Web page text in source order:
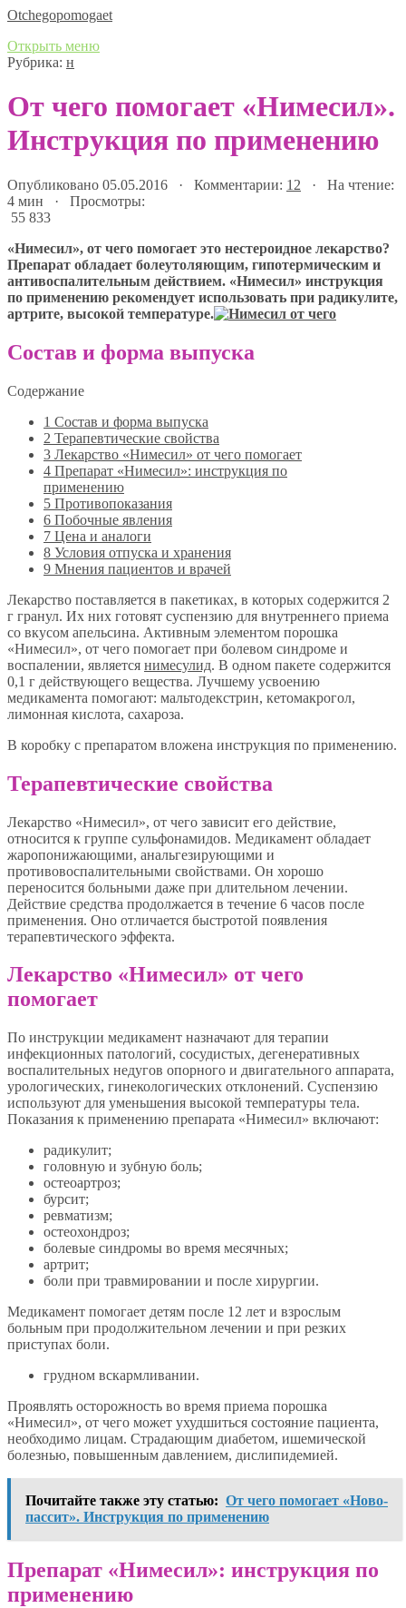
Оtchegopomogaet
Открыть меню
Рубрика: н
От чего помогает «Нимесил».
Инструкция по применению
Опубликовано 05.05.2016 · Комментарии: 12 · На чтение:
4 мин · Просмотры:
55 833
«Нимесил», от чего помогает это нестероидное лекарство?
Препарат обладает болеутоляющим, гипотермическим и
антивоспалительным действием. «Нимесил» инструкция
по применению рекомендует использовать при радикулите,
артрите, высокой температуре.
Состав и форма выпуска
Содержание
1 Состав и форма выпуска
2 Терапевтические свойства
3 Лекарство «Нимесил» от чего помогает
4 Препарат «Нимесил»: инструкция по
применению
5 Противопоказания
6 Побочные явления
7 Цена и аналоги
8 Условия отпуска и хранения
9 Мнения пациентов и врачей
Лекарство поставляется в пакетиках, в которых содержится 2
г гранул. Их них готовят суспензию для внутреннего приема
со вкусом апельсина. Активным элементом порошка
«Нимесил», от чего помогает при болевом синдроме и
воспалении, является нимесулид. В одном пакете содержится
0,1 г действующего вещества. Лучшему усвоению
медикамента помогают: мальтодекстрин, кетомакрогол,
лимонная кислота, сахароза.
В коробку с препаратом вложена инструкция по применению.
Терапевтические свойства
Лекарство «Нимесил», от чего зависит его действие,
относится к группе сульфонамидов. Медикамент обладает
жаропонижающими, анальгезирующими и
противовоспалительными свойствами. Он хорошо
переносится больными даже при длительном лечении.
Действие средства продолжается в течение 6 часов после
применения. Оно отличается быстротой появления
терапевтического эффекта.
Лекарство «Нимесил» от чего
помогает
По инструкции медикамент назначают для терапии
инфекционных патологий, сосудистых, дегенеративных
воспалительных недугов опорного и двигательного аппарата,
урологических, гинекологических отклонений. Суспензию
используют для уменьшения высокой температуры тела.
Показания к применению препарата «Нимесил» включают:
радикулит;
головную и зубную боль;
остеоартроз;
бурсит;
ревматизм;
остеохондроз;
болевые синдромы во время месячных;
артрит;
боли при травмировании и после хирургии.
Медикамент помогает детям после 12 лет и взрослым
больным при продолжительном лечении и при резких
приступах боли.
грудном вскармливании.
Проявлять осторожность во время приема порошка
«Нимесил», от чего может ухудшиться состояние пациента,
необходимо лицам. Страдающим диабетом, ишемической
болезнью, повышенным давлением, дислипидемией.
Почитайте также эту статью: От чего помогает «Ново-
пассит». Инструкция по применению
Препарат «Нимесил»: инструкция по
применению